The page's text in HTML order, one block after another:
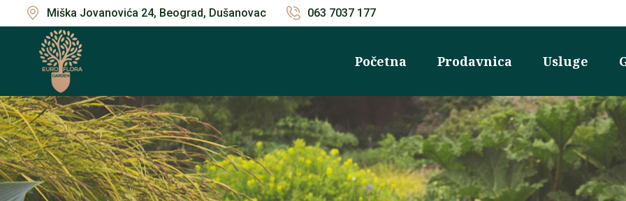
Miška Jovanovića 24, Beograd, Dušanovac 063 7037 177
Početna Prodavnica Usluge